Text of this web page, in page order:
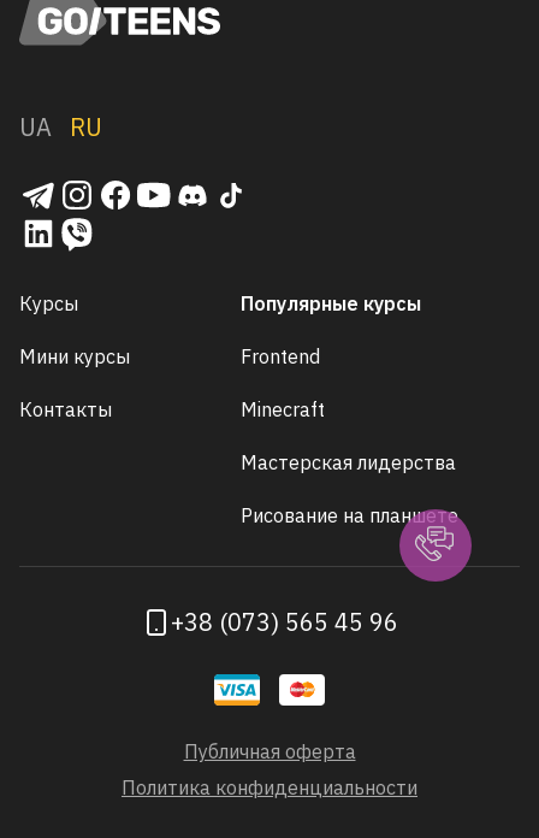
UA RU
Курсы
Мини курсы
Контакты
Популярные курсы
Frontend
Minecraft
Мастерская лидерства
Рисование на планшете
+38 (073) 565 45 96
Публичная оферта
Политика конфиденциальности